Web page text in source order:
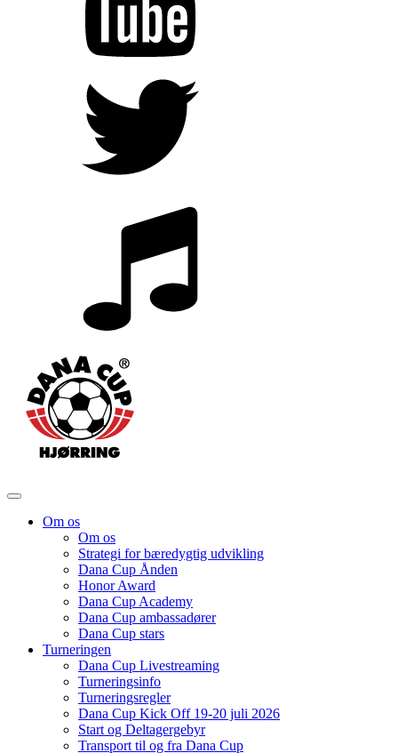
Om os
Om os
Strategi for bæredygtig udvikling
Dana Cup Ånden
Honor Award
Dana Cup Academy
Dana Cup ambassadører
Dana Cup stars
Turneringen
Dana Cup Livestreaming
Turneringsinfo
Turneringsregler
Dana Cup Kick Off 19-20 juli 2026
Start og Deltagergebyr
Transport til og fra Dana Cup